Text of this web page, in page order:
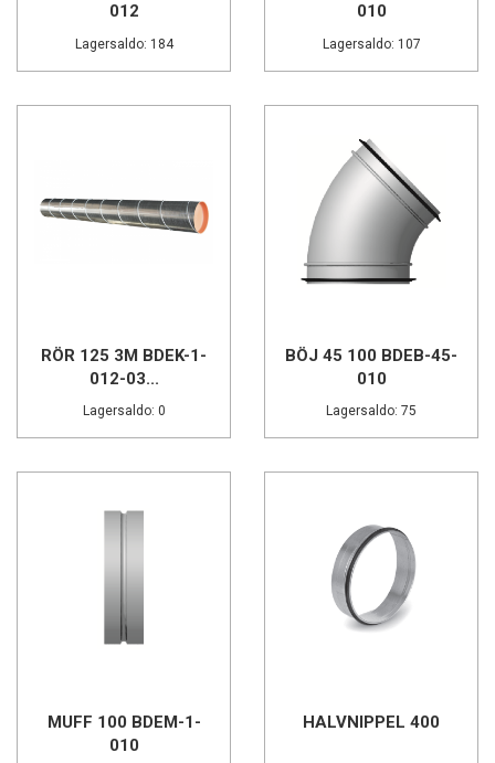
012
Lagersaldo: 184
010
Lagersaldo: 107
RÖR 125 3M BDEK-1-
012-03...
Lagersaldo: 0
BÖJ 45 100 BDEB-45-
010
Lagersaldo: 75
MUFF 100 BDEM-1-
010
HALVNIPPEL 400